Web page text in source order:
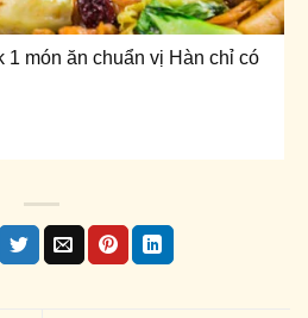
1 món ăn chuẩn vị Hàn chỉ có